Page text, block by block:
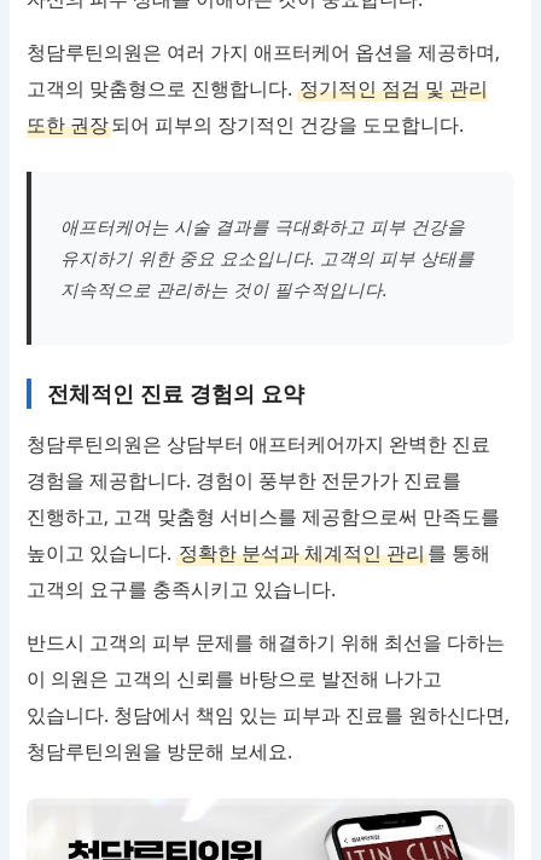
청담루틴의원은 여러 가지 애프터케어 옵션을 제공하며,
고객의 맞춤형으로 진행합니다.정기적인 점검 및 관리
또한 권장되어 피부의 장기적인 건강을 도모합니다.
애프터케어는 시술 결과를 극대화하고 피부 건강을
유지하기 위한 중요 요소입니다. 고객의 피부 상태를
지속적으로 관리하는 것이 필수적입니다.
전체적인 진료 경험의 요약
청담루틴의원은 상담부터 애프터케어까지 완벽한 진료
경험을 제공합니다. 경험이 풍부한 전문가가 진료를
진행하고, 고객 맞춤형 서비스를 제공함으로써 만족도를
높이고 있습니다.정확한 분석과 체계적인 관리를 통해
고객의 요구를 충족시키고 있습니다.
반드시 고객의 피부 문제를 해결하기 위해 최선을 다하는
이 의원은 고객의 신뢰를 바탕으로 발전해 나가고
있습니다. 청담에서 책임 있는 피부과 진료를 원하신다면,
청담루틴의원을 방문해 보세요.